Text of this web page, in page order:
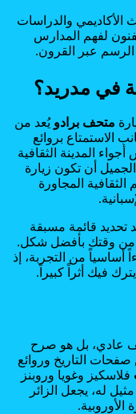
الأكاديمي والدراسات
لفهم المدارس
الرسم عبر القرون.
في مدريد؟
متحف برادو يُعد من
الاستمتاع بروائع
أجواء المدينة الثقافية
الجميل أن تكون زيارة
المجاورة
تحديد قائمة مسبقة
من وقتك بأفضل شكل.
من التجربة، إذ
فيك أثراً كبيراً.
عادي، بل هو صرح
التاريخ وروائع
فلاسكيز وغويا وروبنز
له، يجعل الزائر